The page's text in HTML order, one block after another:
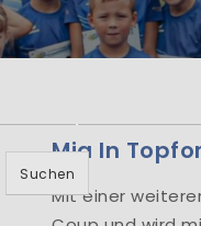
der HSG
Mia In
Mit einer
Suchen